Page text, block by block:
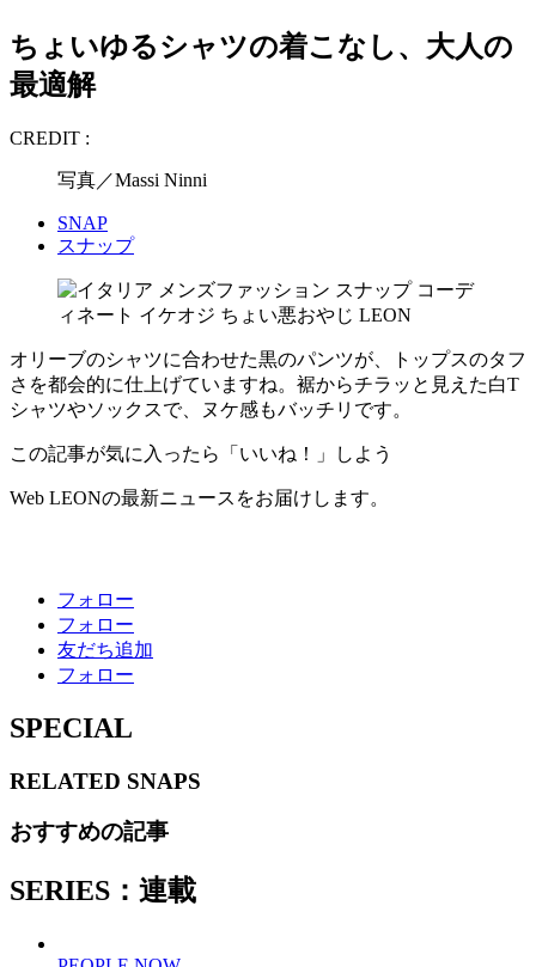
ちょいゆるシャツの着こなし、大人の
最適解
CREDIT :
写真／Massi Ninni
SNAP
スナップ
オリーブのシャツに合わせた黒のパンツが、トップスのタフ
さを都会的に仕上げていますね。裾からチラッと見えた白T
シャツやソックスで、ヌケ感もバッチリです。
この記事が気に入ったら「いいね！」しよう
Web LEONの最新ニュースをお届けします。
フォロー
フォロー
友だち追加
フォロー
SPECIAL
RELATED SNAPS
おすすめの記事
SERIES：連載